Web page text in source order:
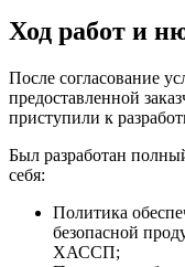
Ход работ и
После согласование
предоставленной
приступили к
Был разработан
себя:
Политика
безопасной
ХАССП;